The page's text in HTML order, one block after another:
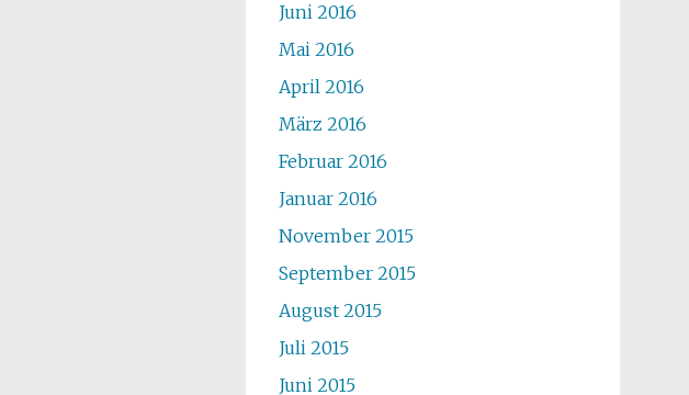
Juni 2016
Mai 2016
April 2016
März 2016
Februar 2016
Januar 2016
November 2015
September 2015
August 2015
Juli 2015
Juni 2015